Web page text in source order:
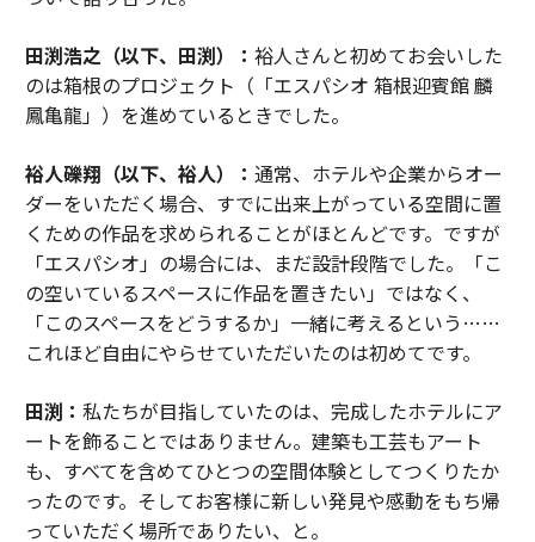
田渕浩之（以下、田渕）： 裕人さんと初めてお会いした
のは箱根のプロジェクト（「エスパシオ 箱根迎賓館 麟
鳳亀龍」）を進めているときでした。
裕人礫翔（以下、裕人）： 通常、ホテルや企業からオー
ダーをいただく場合、すでに出来上がっている空間に置
くための作品を求められることがほとんどです。ですが
「エスパシオ」の場合には、まだ設計段階でした。「こ
の空いているスペースに作品を置きたい」ではなく、
「このスペースをどうするか」一緒に考えるという……
これほど自由にやらせていただいたのは初めてです。
田渕： 私たちが目指していたのは、完成したホテルにア
ートを飾ることではありません。建築も工芸もアート
も、すべてを含めてひとつの空間体験としてつくりたか
ったのです。そしてお客様に新しい発見や感動をもち帰
っていただく場所でありたい、と。